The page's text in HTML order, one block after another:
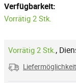
Verfügbarkeit:
Vorrätig 2 Stk.
Vorrätig 2 Stk.,